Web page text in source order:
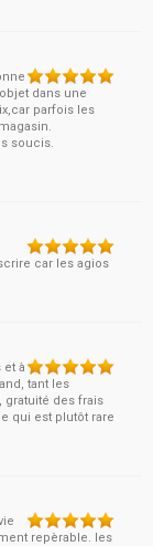
dans une
parfois les
soucis.
car les agios
à
tant les
gratuité des frais
qui est plutôt rare
repèrable. les